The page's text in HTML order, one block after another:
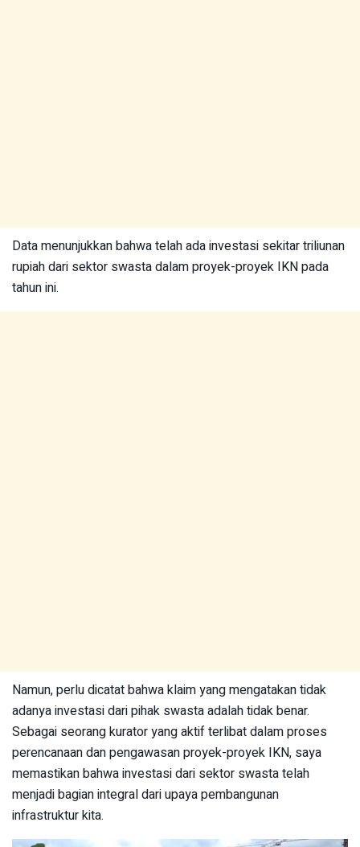
Data menunjukkan bahwa telah ada investasi sekitar triliunan
rupiah dari sektor swasta dalam proyek-proyek IKN pada
tahun ini.
Namun, perlu dicatat bahwa klaim yang mengatakan tidak
adanya investasi dari pihak swasta adalah tidak benar.
Sebagai seorang kurator yang aktif terlibat dalam proses
perencanaan dan pengawasan proyek-proyek IKN, saya
memastikan bahwa investasi dari sektor swasta telah
menjadi bagian integral dari upaya pembangunan
infrastruktur kita.